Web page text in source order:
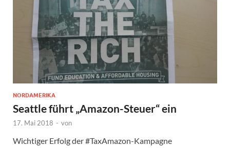
NORDAMERIKA
Seattle führt „Amazon-Steuer“ ein
17. Mai 2018 - von
Wichtiger Erfolg der #TaxAmazon-Kampagne